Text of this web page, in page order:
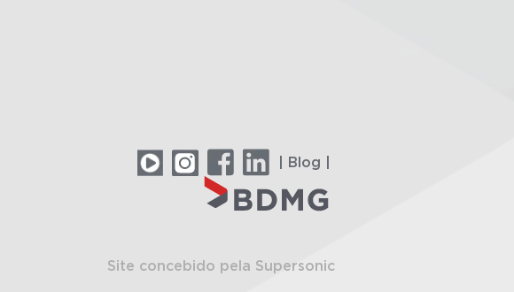
| Blog |
Site concebido pela Supersonic